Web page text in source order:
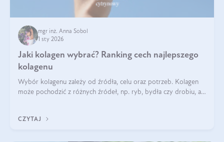
mgr inż. Anna Sobol
1 sty 2026
Jaki kolagen wybrać? Ranking cech najlepszego
kolagenu
Wybór kolagenu zależy od źródła, celu oraz potrzeb. Kolagen
może pochodzić z różnych źródeł, np. ryb, bydła czy drobiu, a
bydlęcy.
CZYTAJ